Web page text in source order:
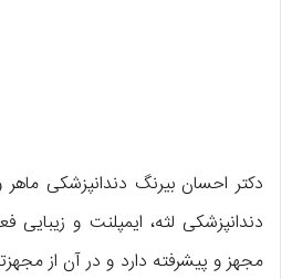
دکتر احسان بیرنگ دندانپزشکی
دندانپزشکی لثه، ایمپلنت و
مجهز و پیشرفته دارد و در آن از